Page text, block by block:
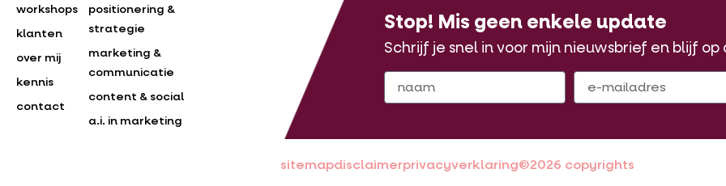
workshops
klanten
over mij
kennis
contact
positionering &
strategie
marketing &
communicatie
content & social
a.i. in marketing
Stop! Mis geen enkele update
Schrijf je snel in voor mijn nieuwsbrief en blijf
sitemapdisclaimerprivacyverklaring©2026 copyrights